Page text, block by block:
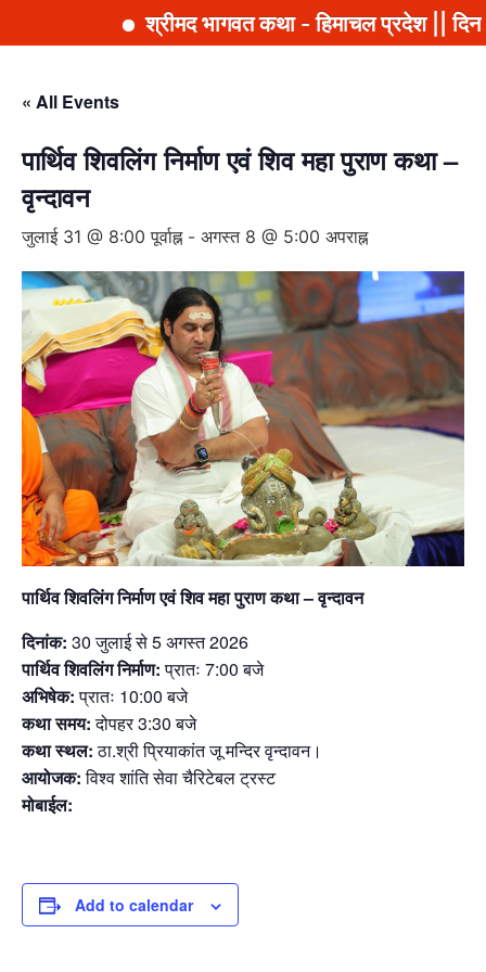
श्रीमद भागवत कथा - हिमाचल प्रदेश ||
« All Events
पार्थिव शिवलिंग निर्माण एवं शिव महा पुराण कथा –
वृन्दावन
जुलाई 31 @ 8:00 पूर्वाह्न- अगस्त 8 @ 5:00 अपराह्न
पार्थिव शिवलिंग निर्माण एवं शिव महा पुराण कथा – वृन्दावन
दिनांक: 30 जुलाई से 5 अगस्त 2026
पार्थिव शिवलिंग निर्माण:प्रातः 7:00 बजे
अभिषेक:प्रातः 10:00 बजे
कथा समय:दोपहर 3:30 बजे
कथा स्थल:ठा.श्री प्रियाकांत जू मन्दिर वृन्दावन।
आयोजक:विश्व शांति सेवा चैरिटेबल ट्रस्ट
मोबाईल:
Add to calendar